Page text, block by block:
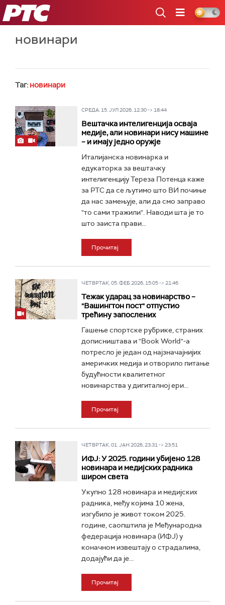
РТС
новинари
Таг: новинари
СРЕДА, 15. ЈУЛ 2026, 12:30 -> 18:44
Вештачка интелигенција осваја
медије, али новинари нису машине
– и имају једно оружје
Италијанска новинарка и
едукаторка за вештачку
интелигенцију Тереза Потенца каже
за РТС да се љутимо што ВИ почиње
да нас замењује, али да смо заправо
"то сами тражили". Наводи шта је то
што заиста прави...
Прочитај
ЧЕТВРТАК, 05. ФЕБ 2026, 15:05 -> 21:46
Тежак ударац за новинарство –
"Вашингтон пост" отпустио
трећину запослених
Гашење спортске рубрике, страних
дописништава и "Book World"-а
потресло је један од најзначајнијих
америчких медија и отворило питање
будућности квалитетног
новинарства у дигиталној ери...
Прочитај
ЧЕТВРТАК, 01. ЈАН 2026, 23:31 -> 23:51
ИФЈ: У 2025. години убијено 128
новинара и медијских радника
широм света
Укупно 128 новинара и медијских
радника, међу којима 10 жена,
изгубило је живот током 2025.
године, саопштила је Међународна
федерација новинара (ИФЈ) у
коначном извештају о страдалима,
додајући да је...
Прочитај